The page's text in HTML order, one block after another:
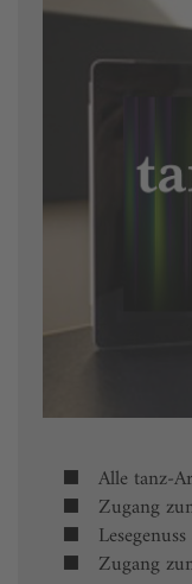
Alle tanz-
Zugang
Zugang